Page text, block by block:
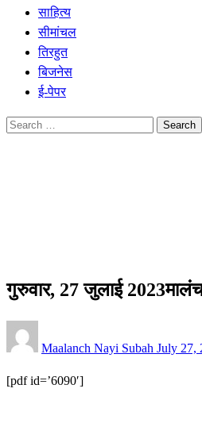
साहित्य
सीमांचल
तिरहुत
बिजनेस
ई-पेपर
Search
गुरुवार, 27 जुलाई
Maalanch Nayi Subah on
July 27,
[pdf id=’6090′]